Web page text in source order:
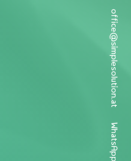
office@simplesolution.at
WhatsApp